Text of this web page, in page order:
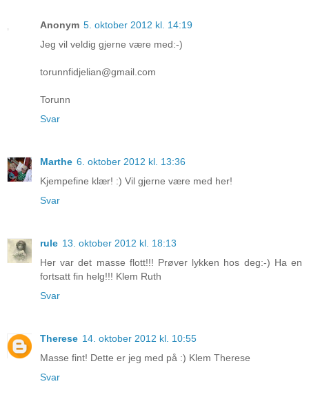
Anonym 5. oktober 2012 kl. 14:19
Jeg vil veldig gjerne være med:-)
torunnfidjelian@gmail.com
Torunn
Svar
Marthe 6. oktober 2012 kl. 13:36
Kjempefine klær! :) Vil gjerne være med her!
Svar
rule 13. oktober 2012 kl. 18:13
Her var det masse flott!!! Prøver lykken hos deg:-) Ha en
fortsatt fin helg!!! Klem Ruth
Svar
Therese 14. oktober 2012 kl. 10:55
Masse fint! Dette er jeg med på :) Klem Therese
Svar